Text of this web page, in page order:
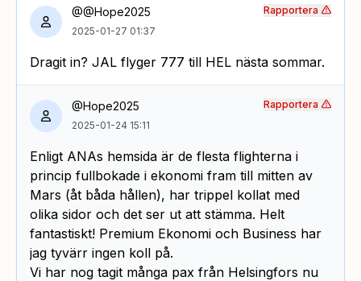
@@Hope2025
2025-01-27 01:37
Dragit in? JAL flyger 777 till HEL nästa sommar.
Rapportera
@Hope2025
2025-01-24 15:11
Enligt ANAs hemsida är de flesta flighterna i
princip fullbokade i ekonomi fram till mitten av
Mars (åt båda hållen), har trippel kollat med
olika sidor och det ser ut att stämma. Helt
fantastiskt! Premium Ekonomi och Business har
jag tyvärr ingen koll på.
Vi har nog tagit många pax från Helsingfors nu
Rapportera